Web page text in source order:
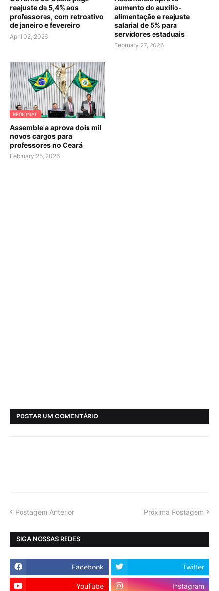
reajuste de 5,4% aos
professores, com retroativo
de janeiro e fevereiro
April 02, 2026
aumento do auxílio-
alimentação e reajuste
salarial de 5% para
servidores estaduais
February 27, 2026
REGIONAL
Assembleia aprova dois mil
novos cargos para
professores no Ceará
February 25, 2026
POSTAR UM COMENTÁRIO
Postagem Anterior Próxima Postagem
SIGA NOSSAS REDES
Facebook Twitter
YouTube Instagram